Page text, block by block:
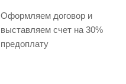
Оформляем договор и
выставляем счет на 30%
предоплату